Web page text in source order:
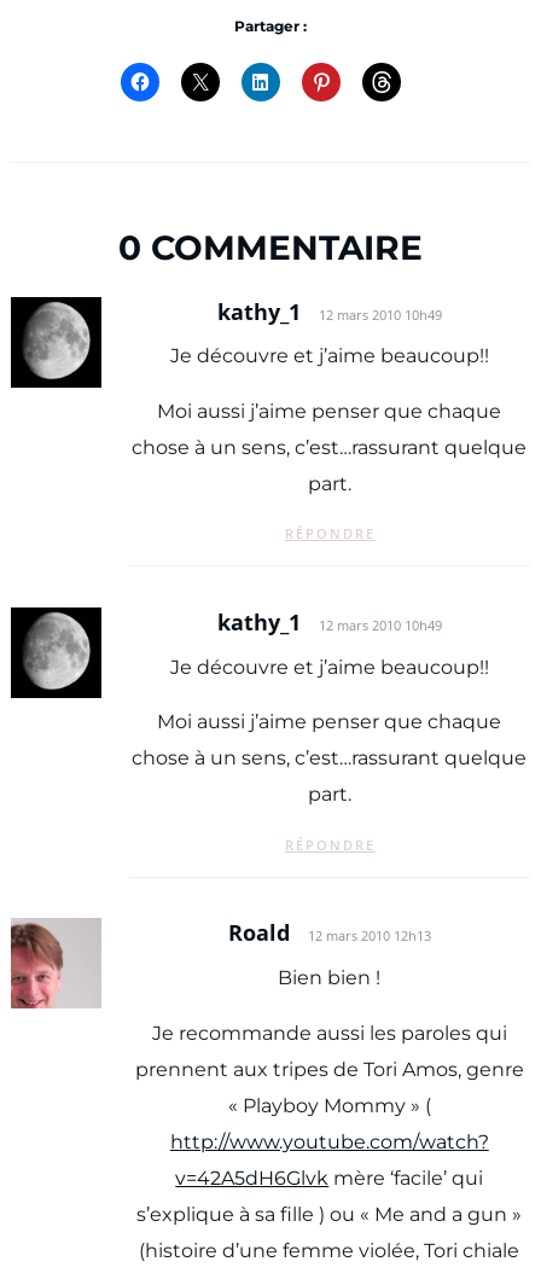
Partager :
0 COMMENTAIRE
kathy_1 12 mars 2010 10h49
Je découvre et j’aime beaucoup!!
Moi aussi j’aime penser que chaque
chose à un sens, c’est…rassurant quelque
part.
RÉPONDRE
kathy_1 12 mars 2010 10h49
Je découvre et j’aime beaucoup!!
Moi aussi j’aime penser que chaque
chose à un sens, c’est…rassurant quelque
part.
RÉPONDRE
Roald 12 mars 2010 12h13
Bien bien !
Je recommande aussi les paroles qui
prennent aux tripes de Tori Amos, genre
« Playboy Mommy » (
http://www.youtube.com/watch?
v=42A5dH6Glvk mère ‘facile’ qui
s’explique à sa fille ) ou « Me and a gun »
(histoire d’une femme violée, Tori chiale